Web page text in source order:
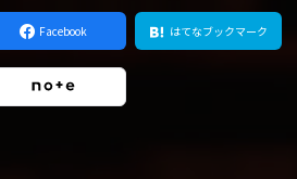
Facebook はてなブックマーク